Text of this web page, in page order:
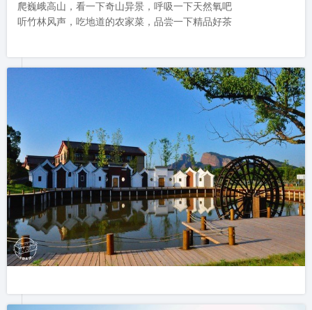
爬巍峨高山，看一下奇山异景，呼吸一下天然氧吧
听竹林风声，吃地道的农家菜，品尝一下精品好茶